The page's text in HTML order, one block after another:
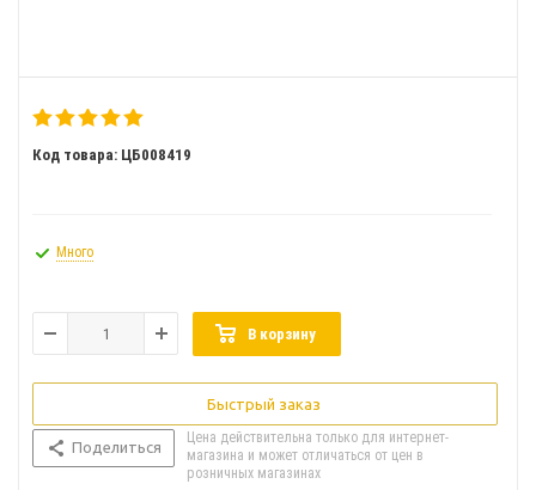
Код товара: ЦБ008419
Много
В корзину
Быстрый заказ
Поделиться
Цена действительна только для интернет-
магазина и может отличаться от цен в
розничных магазинах